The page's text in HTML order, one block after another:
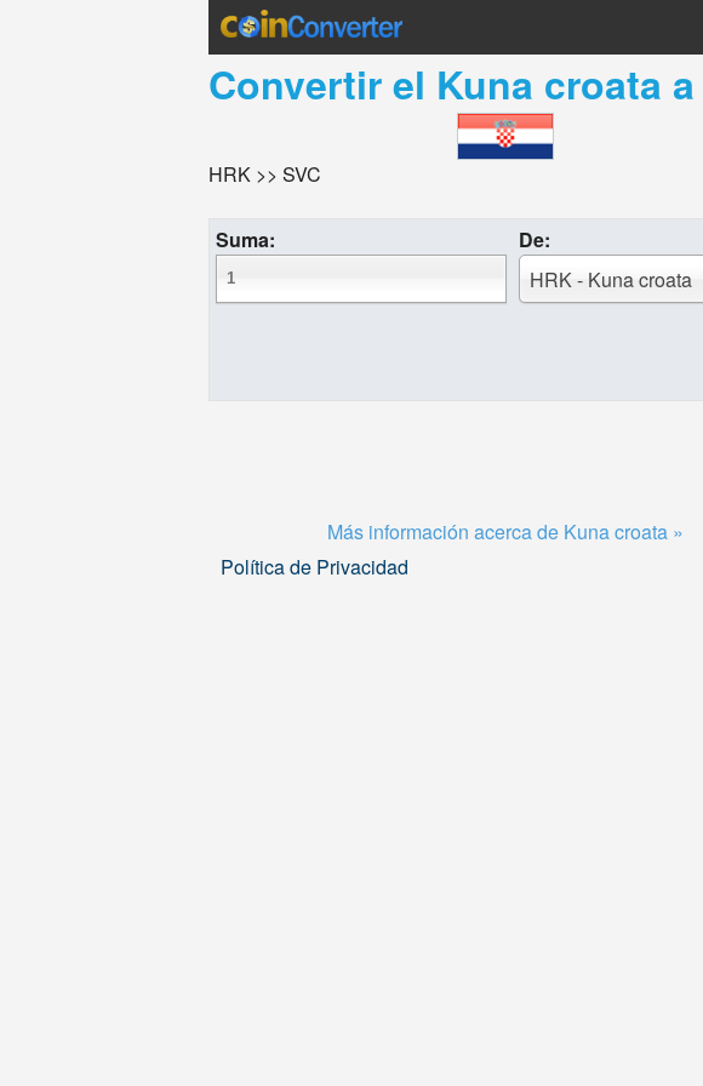
Convertir el Kuna croata a
HRK >> SVC
Suma:
De:
HRK - Kuna croata
Más información acerca de Kuna croata »
Política de Privacidad